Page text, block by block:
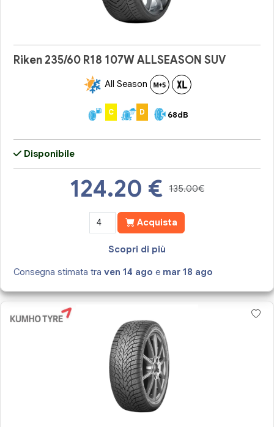
Riken 235/60 R18 107W ALLSEASON SUV
All Season
C D 68dB
Disponibile
124.20 € 135.00€
Acquista
Scopri di più
Consegna stimata traven 14 ago e mar 18 ago